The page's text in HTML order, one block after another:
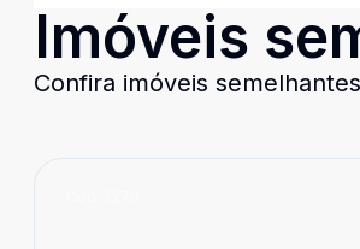
Imóveis
Confira imóveis semelhantes